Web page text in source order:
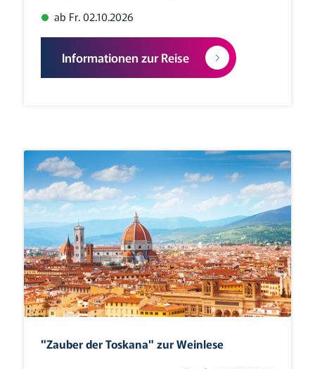
ab Fr. 02.10.2026
Informationen zur Reise
"Zauber der Toskana" zur Weinlese